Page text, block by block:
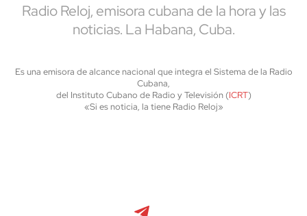
Radio Reloj, emisora cubana de la hora y las
noticias. La Habana, Cuba.
Es una emisora de alcance nacional que integra el Sistema de la Radio
Cubana,
del Instituto Cubano de Radio y Televisión (ICRT)
«Si es noticia, la tiene Radio Reloj»